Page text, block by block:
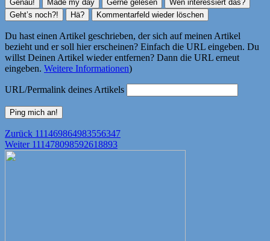
Du hast einen Artikel geschrieben, der sich auf meinen Artikel
bezieht und er soll hier erscheinen? Einfach die URL eingeben. Du
willst Deinen Artikel wieder entfernen? Dann die URL erneut
eingeben. Weitere Informationen)
URL/Permalink deines Artikels
Beitragsnavigation
Zurück Vorheriger
Beitrag:
111469864983556347
Weiter Nächster
111478098592618893